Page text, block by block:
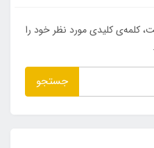
کلمه‌ی کلیدی مورد نظر خود را
جستجو